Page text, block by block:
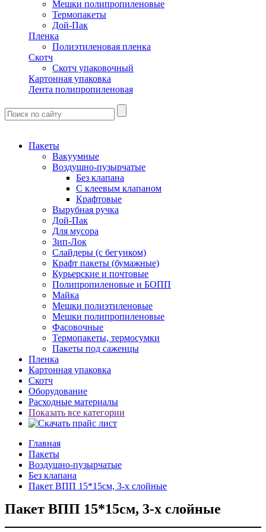
Мешки полипропиленовые
Термопакеты
Дой-Пак
Пленка
Полиэтиленовая пленка
Скотч
Скотч упаковочный
Картонная упаковка
Лента полипропиленовая
Пакеты
Вакуумные
Воздушно-пузырчатые
Без клапана
С клеевым клапаном
Крафтовые
Вырубная ручка
Дой-Пак
Для мусора
Зип-Лок
Слайдеры (с бегунком)
Крафт пакеты (бумажные)
Курьерские и почтовые
Полипропиленовые и БОПП
Майка
Мешки полиэтиленовые
Мешки полипропиленовые
Фасовочные
Термопакеты, термосумки
Пакеты под саженцы
Пленка
Картонная упаковка
Скотч
Оборудование
Расходные материалы
Показать все категории
Главная
Пакеты
Воздушно-пузырчатые
Без клапана
Пакет ВПП 15*15см, 3-х слойные
Пакет ВПП 15*15см, 3-х слойные